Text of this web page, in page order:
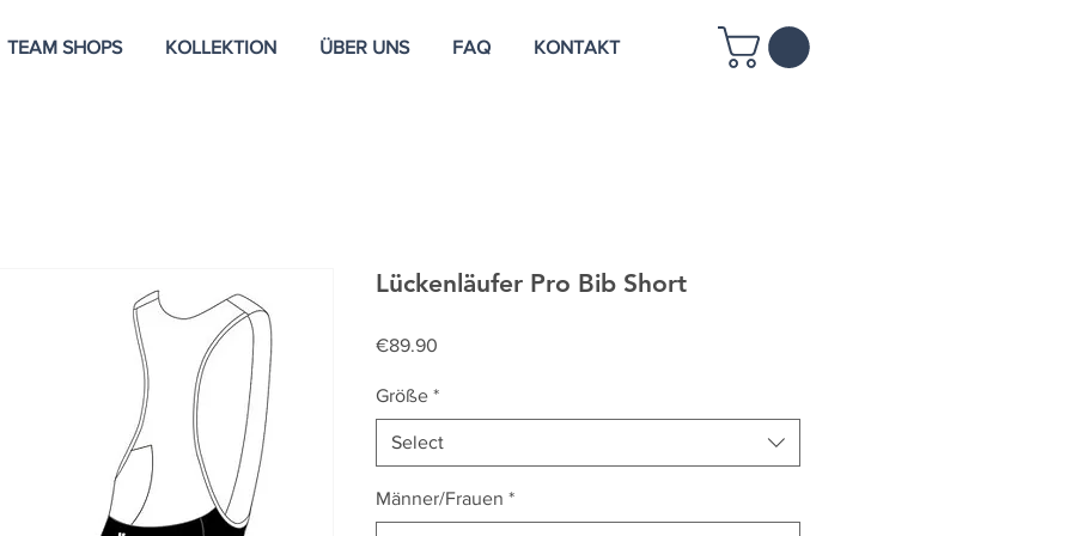
TEAM SHOPS KOLLEKTION ÜBER UNS FAQ KONTAKT
Lückenläufer Pro Bib Short
€89.90
Größe *
Select
Männer/Frauen *